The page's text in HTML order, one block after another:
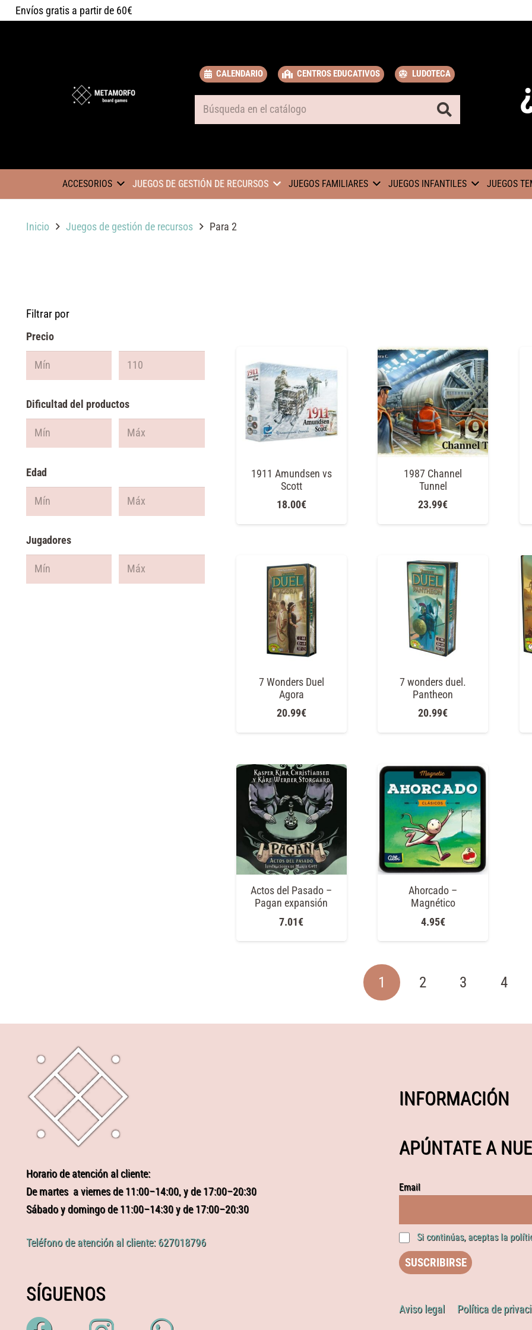
Envíos gratis a partir de 60€
CALENDARIO CENTROS EDUCATIVOS LUDOTECA
ACCESORIOS JUEGOS DE GESTIÓN DE RECURSOS JUEGOS FAMILIARES JUEGOS INFANTILES JUEGOS
Inicio Juegos de gestión de recursos Para 2
Filtrar por
Precio
Dificultad del productos
Edad
Jugadores
1911 Amundsen vs
Scott
18.00€
1987 Channel
Tunnel
23.99€
7 Wonders Duel
Agora
20.99€
7 wonders duel.
Pantheon
20.99€
Actos del Pasado –
Pagan expansión
7.01€
Ahorcado –
Magnético
4.95€
1 2 3 4
Horario de atención al cliente:
De martes a viernes de 11:00–14:00, y de 17:00–20:30
Sábado y domingo de 11:00–14:30 y de 17:00–20:30
Teléfono de atención al cliente: 627018796
SÍGUENOS
INFORMACIÓN
APÚNTATE A
Email
Si continúas, aceptas la
Aviso legal Política de